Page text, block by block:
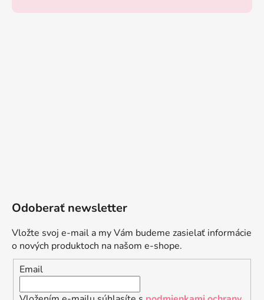
Odoberať newsletter
Vložte svoj e-mail a my Vám budeme zasielať informácie
o nových produktoch na našom e-shope.
Email